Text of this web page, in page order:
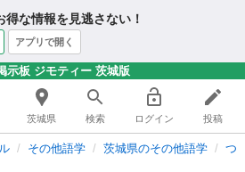
得な情報を見逃さない！
アプリで開く
示板 ジモティー 茨城版
茨城県 検索 ログイン 投稿
その他語学 茨城県のその他語学 つ